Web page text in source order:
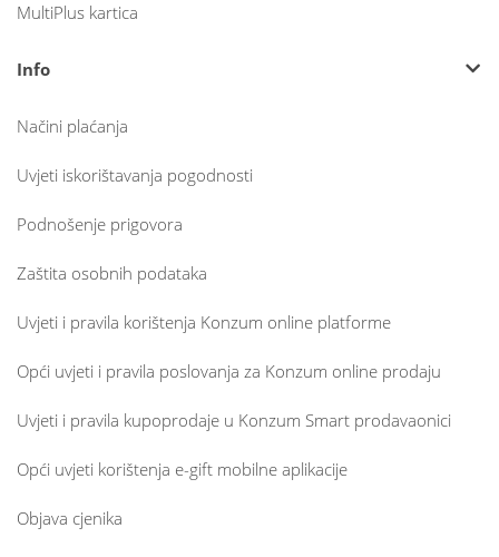
MultiPlus kartica
Info
Načini plaćanja
Uvjeti iskorištavanja pogodnosti
Podnošenje prigovora
Zaštita osobnih podataka
Uvjeti i pravila korištenja Konzum online platforme
Opći uvjeti i pravila poslovanja za Konzum online prodaju
Uvjeti i pravila kupoprodaje u Konzum Smart prodavaonici
Opći uvjeti korištenja e-gift mobilne aplikacije
Objava cjenika